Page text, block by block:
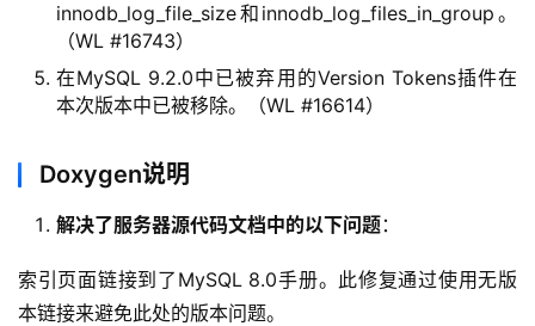
innodb_log_file_size和innodb_log_files_in_group。
（WL #16743）
在MySQL 9.2.0中已被弃用的Version Tokens插件在
本次版本中已被移除。（WL #16614）
Doxygen说明
解决了服务器源代码文档中的以下问题：
索引页面链接到了MySQL 8.0手册。此修复通过使用无版
本链接来避免此处的版本问题。